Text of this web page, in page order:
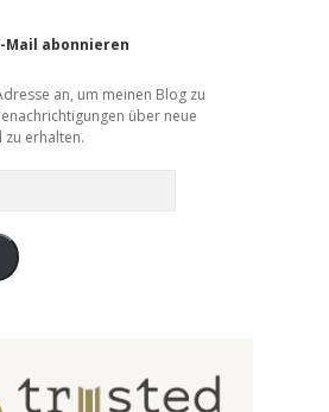
Mail abonnieren
an, um meinen Blog zu
über neue
zu erhalten.